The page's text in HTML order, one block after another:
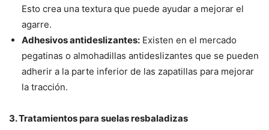
Esto crea una textura que puede ayudar a mejorar el
agarre.
Adhesivos antideslizantes: Existen en el mercado
pegatinas o almohadillas antideslizantes que se pueden
adherir a la parte inferior de las zapatillas para mejorar
la tracción.
3. Tratamientos para suelas resbaladizas